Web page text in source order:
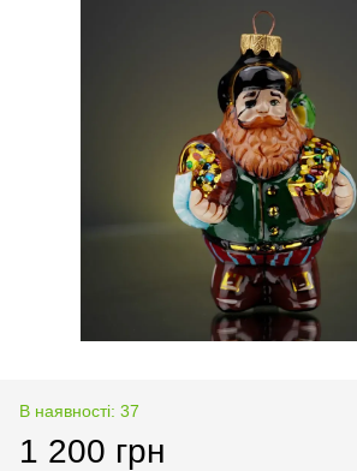
В наявності: 37
1 200 грн